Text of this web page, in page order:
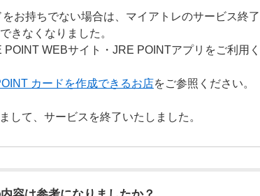
お持ちでない場合は、マイアトレのサービス終
きなくなりました。
WEBサイト・JRE POINTアプリをご利用
カードを作成できるお店をご参照ください。
て、サービスを終了いたしました。